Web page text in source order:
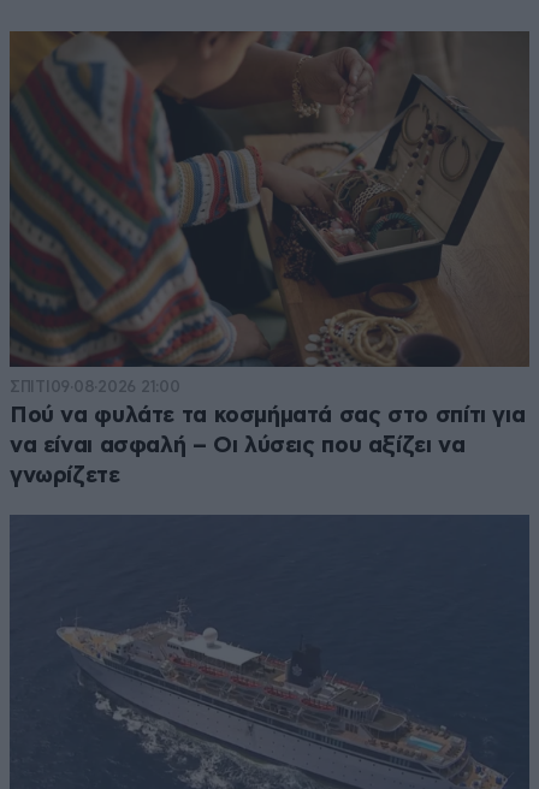
ΣΠΙΤΙ 09·08·2026 21:00
Πού να φυλάτε τα κοσμήματά σας στο σπίτι για
να είναι ασφαλή – Οι λύσεις που αξίζει να
γνωρίζετε